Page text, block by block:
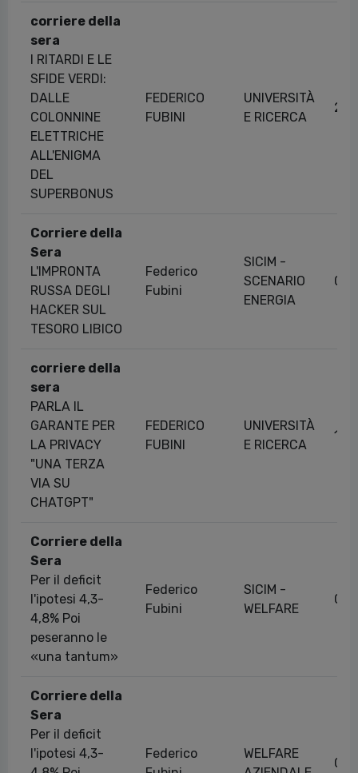
corriere della
sera
I RITARDI E LE
SFIDE VERDI:
DALLE
COLONNINE
ELETTRICHE
ALL'ENIGMA
DEL
SUPERBONUS
FEDERICO
FUBINI
UNIVERSITÀ
E RICERCA
27/
Corriere della
Sera
L'IMPRONTA
RUSSA DEGLI
HACKER SUL
TESORO LIBICO
Federico
Fubini
SICIM -
SCENARIO
ENERGIA
corriere della
sera
PARLA IL
GARANTE PER
LA PRIVACY
"UNA TERZA
VIA SU
CHATGPT"
FEDERICO
FUBINI
UNIVERSITÀ
E RICERCA
18/
Corriere della
Sera
Per il deficit
l'ipotesi 4,3-
4,8% Poi
peseranno le
«una tantum»
Federico
Fubini
SICIM -
WELFARE
Corriere della
Sera
Per il deficit
l'ipotesi 4,3-
Federico
WELFARE